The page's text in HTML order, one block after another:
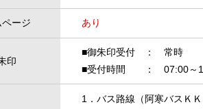
ージ あり
印
■御朱印受付 ： 常時
■受付時間 ： 07:00～
1．バス路線（阿寒バスＫ